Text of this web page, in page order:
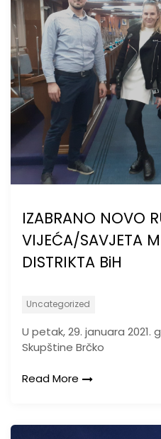
IZABRANO NOVO
VIJEĆA/SAVJETA
DISTRIKTA BiH
Uncategorized
U petak, 29. januara 2021.
Skupštine Brčko
Read More